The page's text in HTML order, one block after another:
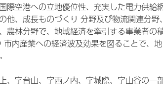
際空港への立地優位性、充実した電力供給
、成長ものづくり 分野及び物流関連分野、
農林分野で、地域経済を牽引する事業者の
内産業への経済波及効果を図ることで、地
、字台山、字西ノ内、字城際、字山谷の一